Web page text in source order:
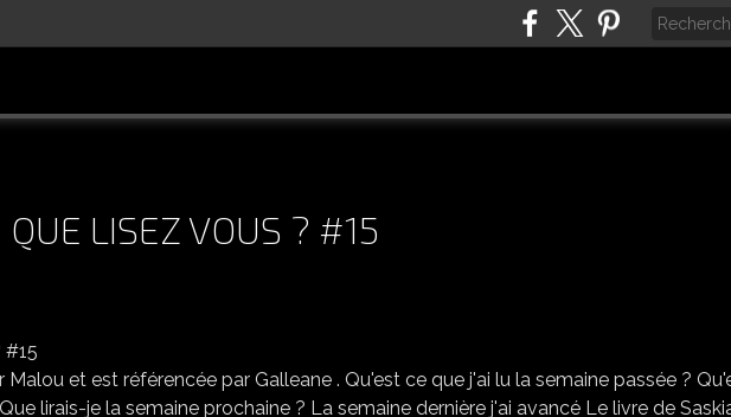
LISEZ VOUS ? #15
et est référencée par Galleane . Qu'est ce que j'ai lu la semaine passée ?
lirais-je la semaine prochaine ? La semaine dernière j'ai avancé Le livre de